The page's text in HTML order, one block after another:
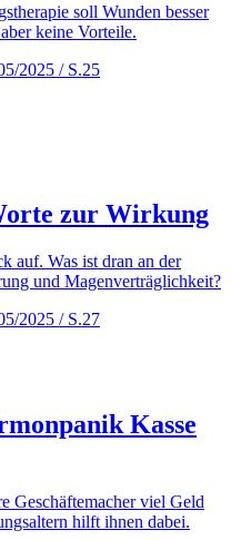
soll Wunden besser
keine Vorteile.
2025 / S.25
zur Wirkung
auf. Was ist dran an der
und Magenverträglichkeit?
2025 / S.27
Kasse
Geschäftemacher viel Geld
hilft ihnen dabei.